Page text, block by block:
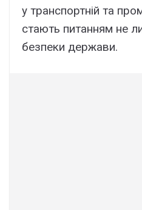
у транспортній та
стають питанням не
безпеки держави.